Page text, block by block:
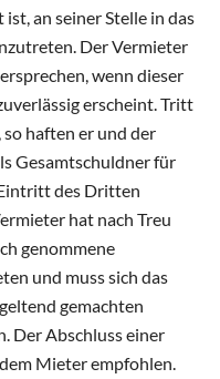
an seiner Stelle in das
Der Vermieter
wenn dieser
erscheint. Tritt
haften er und der
Gesamtschuldner für
des Dritten
hat nach Treu
genommene
und muss sich das
gemachten
Der Abschluss einer
Mieter empfohlen.